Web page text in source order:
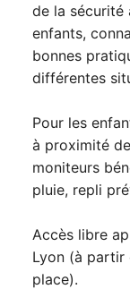
de la sécurité
enfants,
bonnes
différentes
Pour les
à proximité
moniteurs
pluie, repli
Accès libre
Lyon (à partir
place).